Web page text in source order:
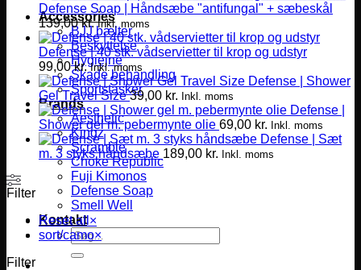
Accessories
BJJ bælter
Beskyttelse
Hygiejne
Skade behandling
Sportstasker
Brands
Aesthetic
Kingz
Scramble
Choke Republic
Fuji Kimonos
Defense Soap
Smell Well
Kontakt
Søg
efter:
Defense Soap | Håndsæbe "antifungal" + sæbeskål
139,00kr. Inkl. moms
Defense | 40 stk. vådservietter til krop og udstyr
99,00kr. Inkl. moms
Defense | Shower
Gel Travel Size 39,00 kr. Inkl. moms
Defense |
Shower gel m. pebermynte olie 69,00 kr. Inkl. moms
Defense | Sæt
m. 3 styks håndsæbe 189,00 kr. Inkl. moms
Filter
Reset all ×
sort/camo×
Filter